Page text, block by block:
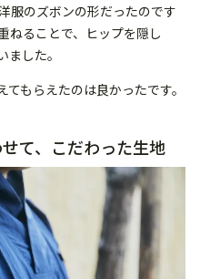
服のズボンの形だったのです
ねることで、ヒップを隠し
した。
もらえたのは良かったです。
て、こだわった生地